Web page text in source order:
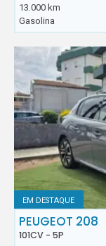
13.000 km
Gasolina
EM DESTAQUE
PEUGEOT 208
101CV - 5P